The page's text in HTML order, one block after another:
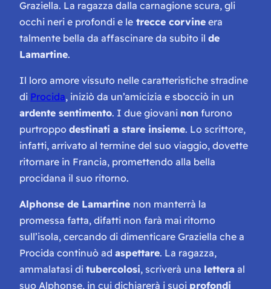
Graziella. La ragazza dalla carnagione scura, gli
occhi neri e profondi e le trecce corvine era
talmente bella da affascinare da subito il de
Lamartine.
Il loro amore vissuto nelle caratteristiche stradine
di Procida, iniziò da un’amicizia e sbocciò in un
ardente sentimento. I due giovani non furono
purtroppo destinati a stare insieme. Lo scrittore,
infatti, arrivato al termine del suo viaggio, dovette
ritornare in Francia, promettendo alla bella
procidana il suo ritorno.
Alphonse de Lamartine non manterrà la
promessa fatta, difatti non farà mai ritorno
sull’isola, cercando di dimenticare Graziella che a
Procida continuò ad aspettare. La ragazza,
ammalatasi di tubercolosi, scriverà una lettera al
suo Alphonse, in cui dichiarerà i suoi profondi